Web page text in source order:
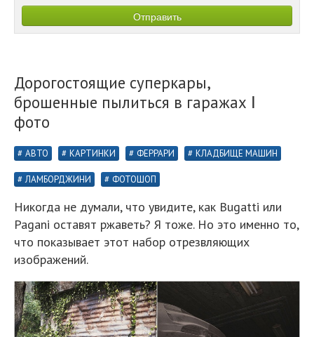
Дорогостоящие суперкары,
брошенные пылиться в гаражах Ⅰ
фото
АВТО КАРТИНКИ ФЕРРАРИ КЛАДБИЩЕ МАШИН
ЛАМБОРДЖИНИ ФОТОШОП
Никогда не думали, что увидите, как Bugatti или
Pagani оставят ржаветь? Я тоже. Но это именно то,
что показывает этот набор отрезвляющих
изображений.